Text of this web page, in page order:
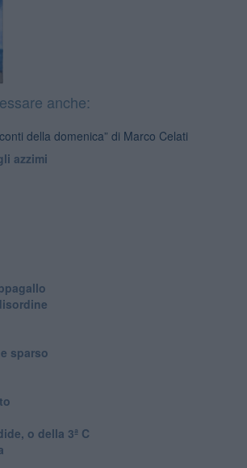
anche:
della domenica” di Marco Celati
azzimi
sparso
o della 3ª C